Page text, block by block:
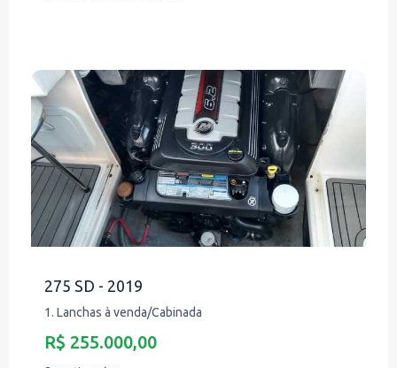
275 SD - 2019
1. Lanchas à venda/Cabinada
R$ 255.000,00